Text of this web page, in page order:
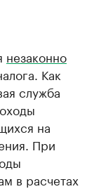
незаконно
Как
служба
на
При
в расчетах